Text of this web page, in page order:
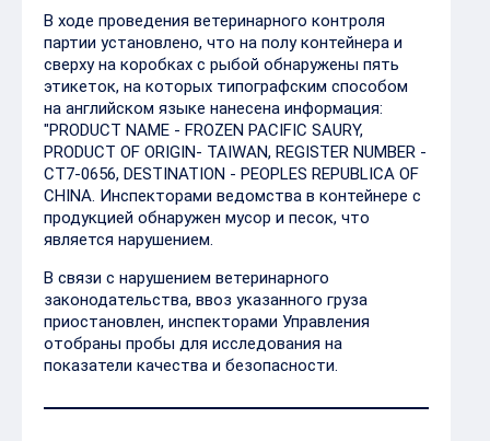
В ходе проведения ветеринарного контроля
партии установлено, что на полу контейнера и
сверху на коробках с рыбой обнаружены пять
этикеток, на которых типографским способом
на английском языке нанесена информация:
"PRODUCT NAME - FROZEN PACIFIC SAURY,
PRODUCT OF ORIGIN- TAIWAN, REGISTER NUMBER -
CT7-0656, DESTINATION - PEOPLES REPUBLICA OF
CHINA. Инспекторами ведомства в контейнере с
продукцией обнаружен мусор и песок, что
является нарушением.
В связи с нарушением ветеринарного
законодательства, ввоз указанного груза
приостановлен, инспекторами Управления
отобраны пробы для исследования на
показатели качества и безопасности.